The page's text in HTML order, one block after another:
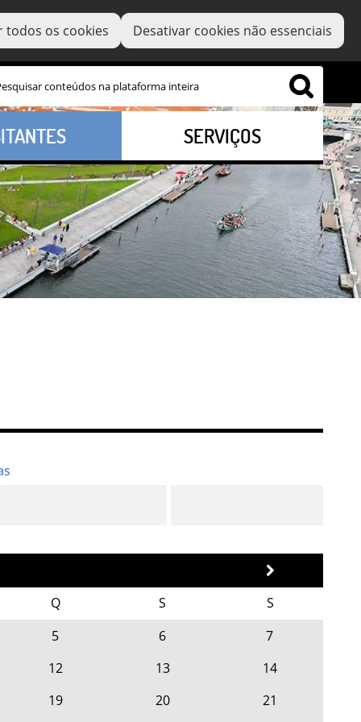
todos os cookies Desativar cookies não essenciais
SERVIÇOS
Q S
S
5 6
7
12 13
14
19 20
21